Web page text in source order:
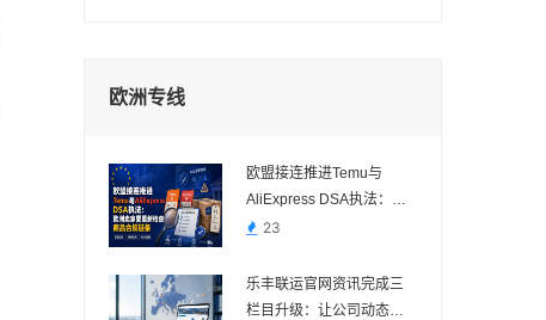
欧洲专线
欧盟接连推进Temu与
AliExpress DSA执法：欧
洲卖家要重新检查商品合
23
乐丰联运官网资讯完成三
栏目升级：让公司动态、